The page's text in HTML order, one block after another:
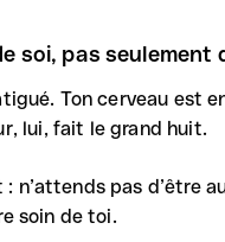
soi, pas seulement
Ton cerveau est
lui, fait le grand huit.
n’attends pas d’être
soin de toi.